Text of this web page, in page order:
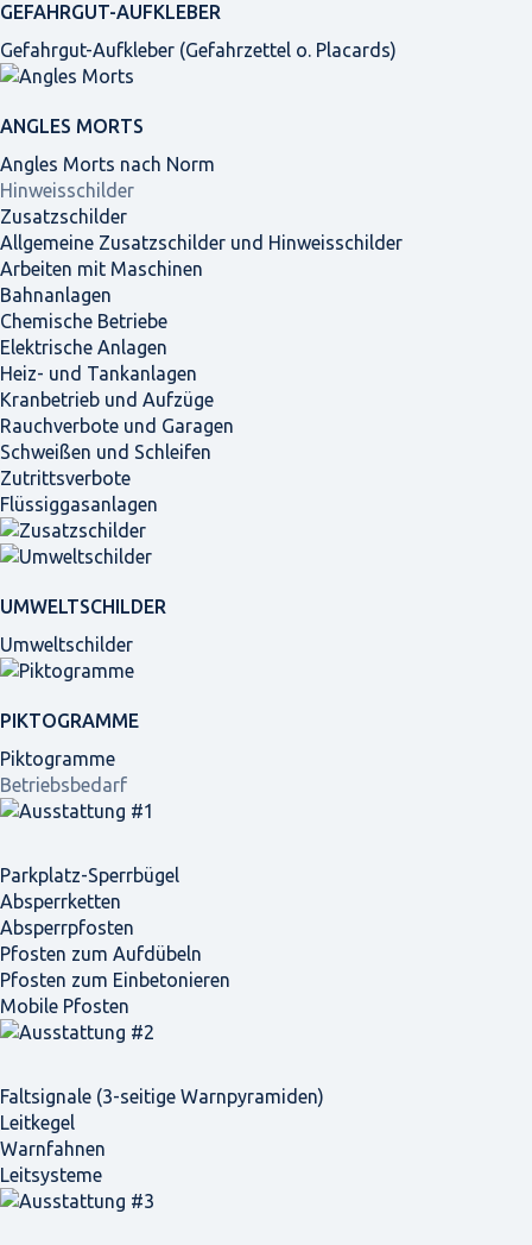
GEFAHRGUT-AUFKLEBER
Gefahrgut-Aufkleber (Gefahrzettel o. Placards)
ANGLES MORTS
Angles Morts nach Norm
Hinweisschilder
Zusatzschilder
Allgemeine Zusatzschilder und Hinweisschilder
Arbeiten mit Maschinen
Bahnanlagen
Chemische Betriebe
Elektrische Anlagen
Heiz- und Tankanlagen
Kranbetrieb und Aufzüge
Rauchverbote und Garagen
Schweißen und Schleifen
Zutrittsverbote
Flüssiggasanlagen
UMWELTSCHILDER
Umweltschilder
PIKTOGRAMME
Piktogramme
Betriebsbedarf
Parkplatz-Sperrbügel
Absperrketten
Absperrpfosten
Pfosten zum Aufdübeln
Pfosten zum Einbetonieren
Mobile Pfosten
Faltsignale (3-seitige Warnpyramiden)
Leitkegel
Warnfahnen
Leitsysteme